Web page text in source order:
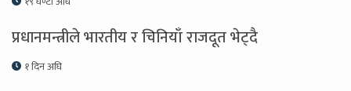
प्रधानमन्त्रीले भारतीय र चिनियाँ राजदूत भेट्दै
१ दिन अघि